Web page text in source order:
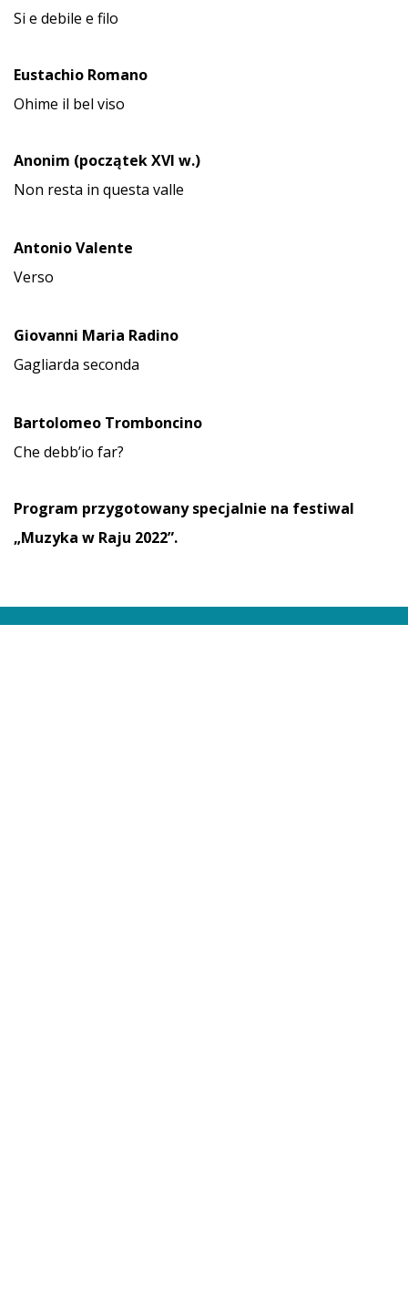
Si e debile e filo
Eustachio Romano
Ohime il bel viso
Anonim (początek XVI w.)
Non resta in questa valle
Antonio Valente
Verso
Giovanni Maria Radino
Gagliarda seconda
Bartolomeo Tromboncino
Che debb’io far?
Program przygotowany specjalnie na festiwal
„Muzyka w Raju 2022”.